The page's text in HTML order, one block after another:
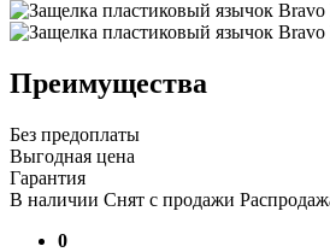
Преимущества
Без предоплаты
Выгодная цена
Гарантия
В наличии Снят с продажи
0